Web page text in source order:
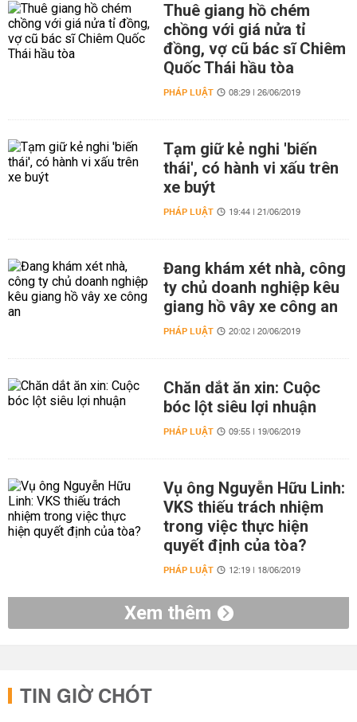
Thuê giang hồ chém
chồng với giá nửa tỉ
đồng, vợ cũ bác sĩ Chiêm
Quốc Thái hầu tòa
PHÁP LUẬT 08:29 | 26/06/2019
Tạm giữ kẻ nghi 'biến
thái', có hành vi xấu trên
xe buýt
PHÁP LUẬT 19:44 | 21/06/2019
Đang khám xét nhà, công
ty chủ doanh nghiệp kêu
giang hồ vây xe công an
PHÁP LUẬT 20:02 | 20/06/2019
Chăn dắt ăn xin: Cuộc
bóc lột siêu lợi nhuận
PHÁP LUẬT 09:55 | 19/06/2019
Vụ ông Nguyễn Hữu Linh:
VKS thiếu trách nhiệm
trong việc thực hiện
quyết định của tòa?
PHÁP LUẬT 12:19 | 18/06/2019
Xem thêm
TIN GIỜ CHÓT